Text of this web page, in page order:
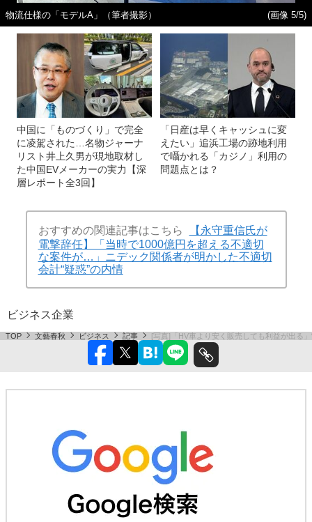
物流仕様の「モデルA」（筆者撮影） (画像 5/5)
中国に「ものづくり」で完全
に凌駕された…名物ジャーナ
リスト井上久男が現地取材し
た中国EVメーカーの実力【深
層レポート全3回】
「日産は早くキャッシュに変
えたい」追浜工場の跡地利用
で囁かれる「カジノ」利用の
問題点とは？
おすすめの関連記事はこちら
【永守重信氏が
電撃辞任】「当時で1000億円を超える不適切
な案件が…」ニデック関係者が明かした不適切
会計“疑惑”の内情
ビジネス企業
TOP 文藝春秋 ビジネス 記事 [写真]「HV車より安く販売しても利益が出る